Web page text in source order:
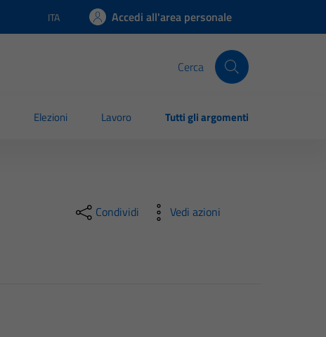
Lingua attiva:
ITA Accedi all'area personale
Cerca
Elezioni Lavoro Tutti gli argomenti
Condividi Vedi azioni